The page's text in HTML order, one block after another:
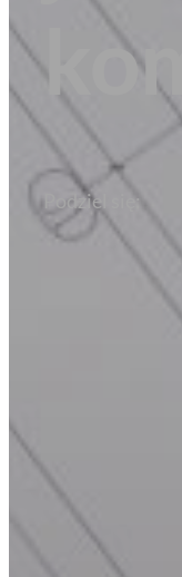
Podziel się: